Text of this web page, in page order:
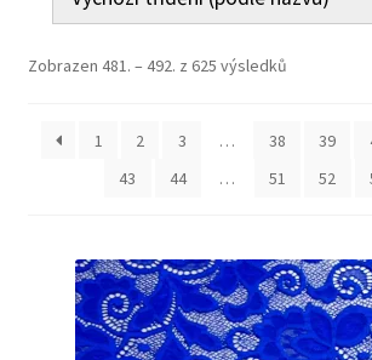
Zobrazen 481. – 492. z 625 výsledků
1 2 3 … 38 39
43
44 … 51 52